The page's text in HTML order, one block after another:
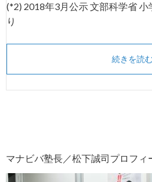
(*2) 2018年3月公示 文部科学省
り
続きを読
マナビバ塾長／松下誠司プロフィ